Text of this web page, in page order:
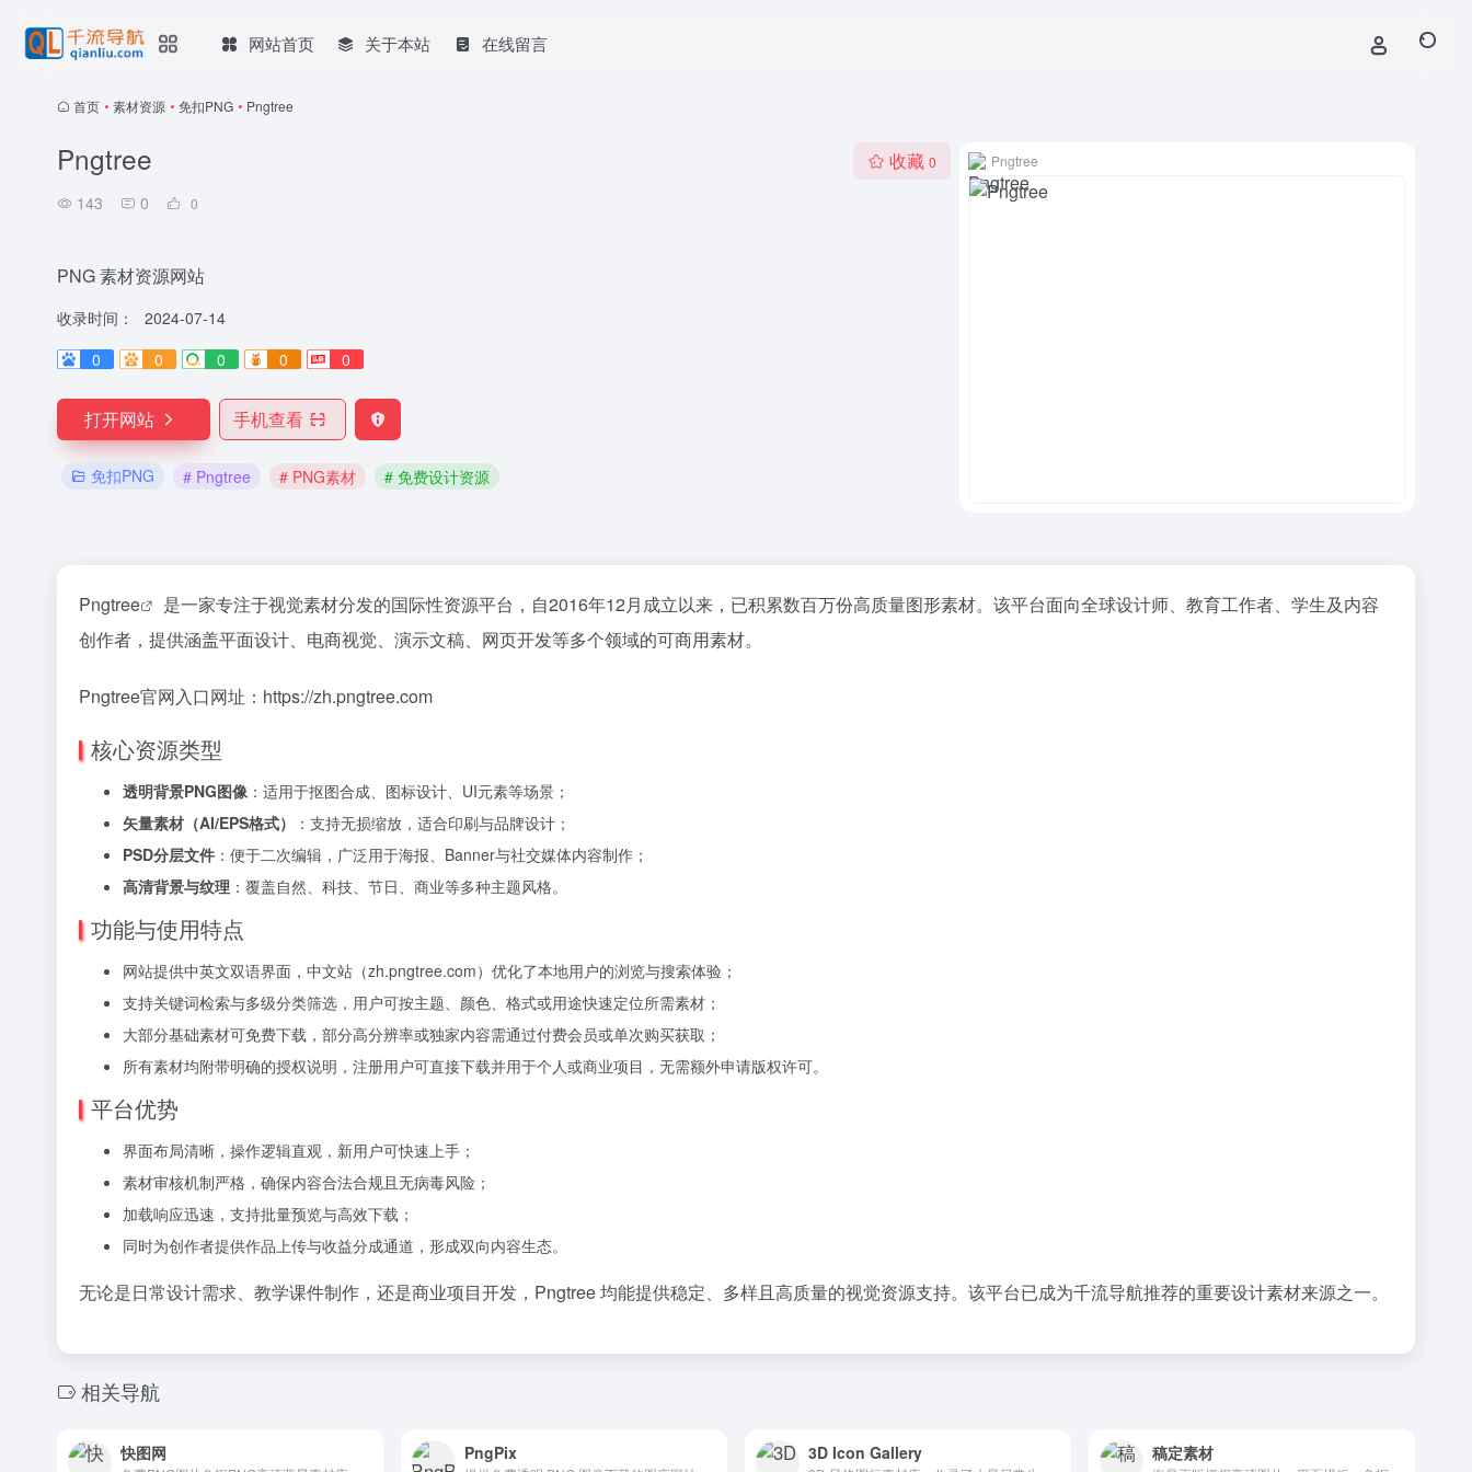
网站首页 关于本站 在线留言
首页 • 素材资源 • 免扣PNG • Pngtree
Pngtree
143 0 0
收藏 0
PNG 素材资源网站
收录时间：
2024-07-14
0
0 0 0 0
打开网站 手机查看
免扣PNG # Pngtree # PNG素材 # 免费设计资源
Pngtree
Pngtree
是一家专注于视觉素材分发的国际性资源平台，自2016年12月成立以来，已积累数百万份高质量图形素材。该平台面向全球设计师、教育工作者、学生及内容
创作者，提供涵盖平面设计、电商视觉、演示文稿、网页开发等多个领域的可商用素材。
Pngtree官网入口网址：https://zh.pngtree.com
核心资源类型
透明背景PNG图像 ：适用于抠图合成、图标设计、UI元素等场景；
矢量素材（AI/EPS格式）
：支持无损缩放，适合印刷与品牌设计；
PSD分层文件 ：便于二次编辑，广泛用于海报、Banner与社交媒体内容制作；
高清背景与纹理 ：覆盖自然、科技、节日、商业等多种主题风格。
功能与使用特点
网站提供中英文双语界面，中文站（zh.pngtree.com）优化了本地用户的浏览与搜索体验；
支持关键词检索与多级分类筛选，用户可按主题、颜色、格式或用途快速定位所需素材；
大部分基础素材可免费下载，部分高分辨率或独家内容需通过付费会员或单次购买获取；
所有素材均附带明确的授权说明，注册用户可直接下载并用于个人或商业项目，无需额外申请版权许可。
平台优势
界面布局清晰，操作逻辑直观，新用户可快速上手；
素材审核机制严格，确保内容合法合规且无病毒风险；
加载响应迅速，支持批量预览与高效下载；
同时为创作者提供作品上传与收益分成通道，形成双向内容生态。
无论是日常设计需求、教学课件制作，还是商业项目开发，Pngtree 均能提供稳定、多样且高质量的视觉资源支持。该平台已成为千流导航推荐的重要设计素材来源之一。
相关导航
快图网 PngPix 3D Icon Gallery 稿定素材